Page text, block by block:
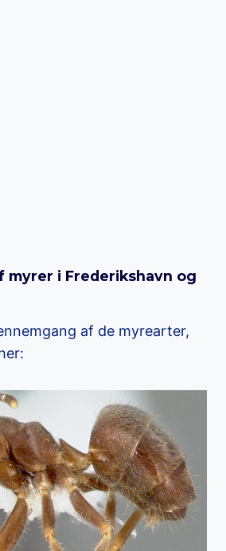
myrer i Frederikshavn og
af de myrearter,